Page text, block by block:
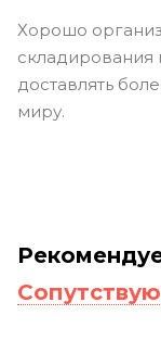
Хорошо
складирования
доставлять
миру.